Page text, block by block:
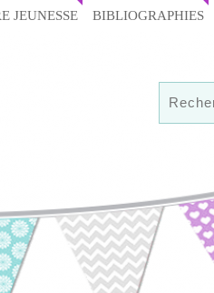
JEUNESSE BIBLIOGRAPHIES